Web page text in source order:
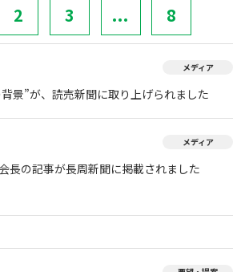
2 3 ... 8
メディア
景”が、読売新聞に取り上げられました
メディア
長の記事が長周新聞に掲載されました